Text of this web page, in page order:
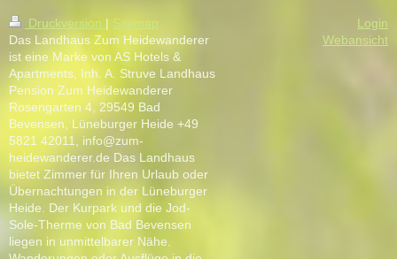
Druckversion | Sitemap
Das Landhaus Zum Heidewanderer
ist eine Marke von AS Hotels &
Apartments, Inh. A. Struve Landhaus
Pension Zum Heidewanderer
Rosengarten 4, 29549 Bad
Bevensen, Lüneburger Heide +49
5821 42011, info@zum-
heidewanderer.de Das Landhaus
bietet Zimmer für Ihren Urlaub oder
Übernachtungen in der Lüneburger
Heide. Der Kurpark und die Jod-
Sole-Therme von Bad Bevensen
liegen in unmittelbarer Nähe.
Login
Webansicht